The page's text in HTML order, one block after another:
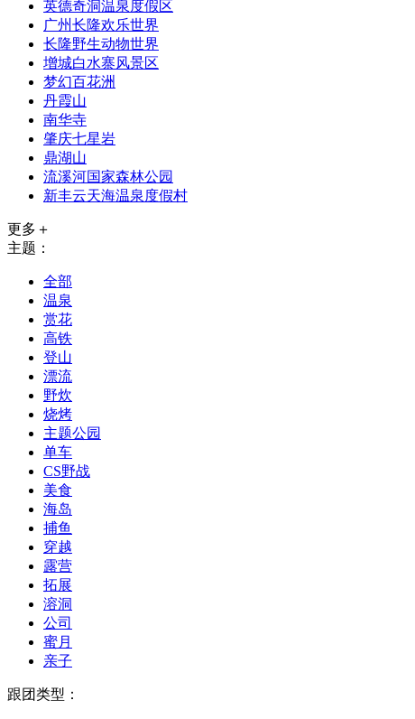
英德奇洞温泉度假区
广州长隆欢乐世界
长隆野生动物世界
增城白水寨风景区
梦幻百花洲
丹霞山
南华寺
肇庆七星岩
鼎湖山
流溪河国家森林公园
新丰云天海温泉度假村
更多＋
主题：
全部
温泉
赏花
高铁
登山
漂流
野炊
烧烤
主题公园
单车
CS野战
美食
海岛
捕鱼
穿越
露营
拓展
溶洞
公司
蜜月
亲子
跟团类型：